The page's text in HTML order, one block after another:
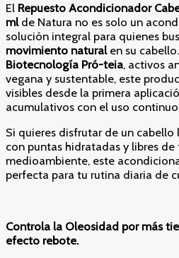
El Repuesto Acondicionador
mlde Natura no es solo un
solución integral para quienes
movimiento naturalen su
Biotecnología Pró-teia, activos
vegana y sustentable, este
visibles desde la primera
acumulativos con el uso
Si quieres disfrutar de un
con puntas hidratadas y libres
medioambiente, este
perfecta para tu rutina diaria de
Controla la Oleosidad por más
efecto rebote.